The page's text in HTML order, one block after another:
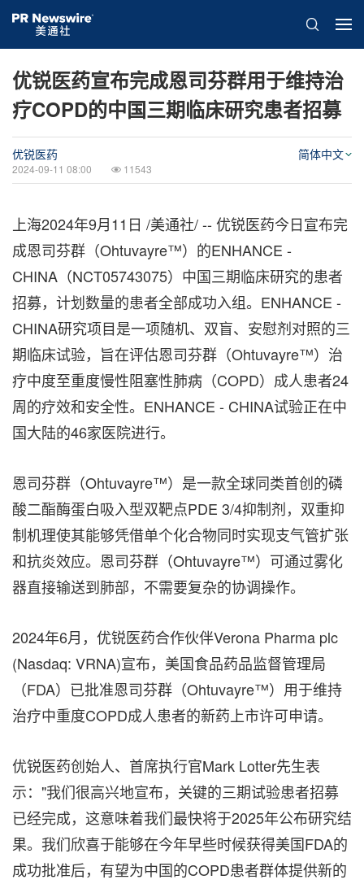
优锐医药宣布完成恩司芬群用于维持治
疗COPD的中国三期临床研究患者招募
优锐医药
2024-09-11 08:00 11543
简体中文
上海2024年9月11日 /美通社/ -- 优锐医药今日宣布完
成恩司芬群（Ohtuvayre™）的ENHANCE -
CHINA（NCT05743075）中国三期临床研究的患者
招募，计划数量的患者全部成功入组。ENHANCE -
CHINA研究项目是一项随机、双盲、安慰剂对照的三
期临床试验，旨在评估恩司芬群（Ohtuvayre™）治
疗中度至重度慢性阻塞性肺病（COPD）成人患者24
周的疗效和安全性。ENHANCE - CHINA试验正在中
国大陆的46家医院进行。
恩司芬群（Ohtuvayre™）是一款全球同类首创的磷
酸二酯酶蛋白吸入型双靶点PDE 3/4抑制剂，双重抑
制机理使其能够凭借单个化合物同时实现支气管扩张
和抗炎效应。恩司芬群（Ohtuvayre™）可通过雾化
器直接输送到肺部，不需要复杂的协调操作。
2024年6月，优锐医药合作伙伴Verona Pharma plc
(Nasdaq: VRNA)宣布，美国食品药品监督管理局
（FDA）已批准恩司芬群（Ohtuvayre™）用于维持
治疗中重度COPD成人患者的新药上市许可申请。
优锐医药创始人、首席执行官Mark Lotter先生表
示："我们很高兴地宣布，关键的三期试验患者招募
已经完成，这意味着我们最快将于2025年公布研究结
果。我们欣喜于能够在今年早些时候获得美国FDA的
成功批准后，有望为中国的COPD患者群体提供新的